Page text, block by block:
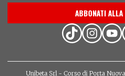
ABBONATI
Unibeta Srl - Corso di Porta